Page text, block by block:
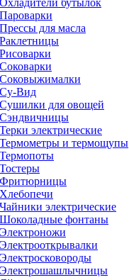
Охладители бутылок
Пароварки
Прессы для масла
Раклетницы
Рисоварки
Соковарки
Соковыжималки
Су-Вид
Сушилки для овощей
Сэндвичницы
Терки электрические
Термометры и термощупы
Термопоты
Тостеры
Фритюрницы
Хлебопечи
Чайники электрические
Шоколадные фонтаны
Электроножи
Электрооткрывалки
Электросковороды
Электрошашлычницы